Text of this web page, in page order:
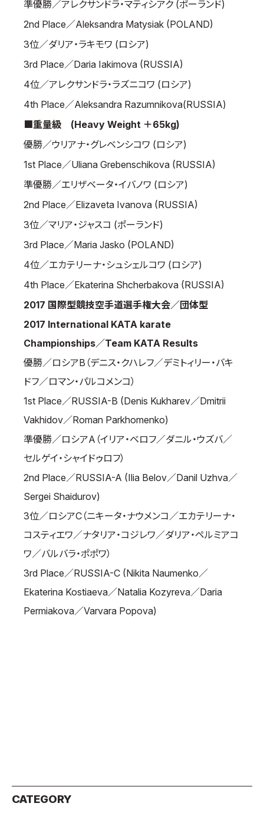
準優勝／アレクサンドラ・マティシアク (ポーランド)
2nd Place／Aleksandra Matysiak (POLAND)
3位／ダリア・ラキモワ (ロシア)
3rd Place／Daria Iakimova (RUSSIA)
4位／アレクサンドラ・ラズニコワ (ロシア)
4th Place／Aleksandra Razumnikova(RUSSIA)
■重量級 (Heavy Weight ＋65kg)
優勝／ウリアナ・グレベンシコワ (ロシア)
1st Place／Uliana Grebenschikova (RUSSIA)
準優勝／エリザベータ・イバノワ (ロシア)
2nd Place／Elizaveta Ivanova (RUSSIA)
3位／マリア・ジャスコ (ポーランド)
3rd Place／Maria Jasko (POLAND)
4位／エカテリーナ・シュシェルコワ (ロシア)
4th Place／Ekaterina Shcherbakova (RUSSIA)
2017 国際型競技空手道選手権大会／団体型
2017 International KATA karate
Championships／Team KATA Results
優勝／ロシアB（デニス・クハレフ／デミトィリー・バキ
ドフ／ロマン・パルコメンコ）
1st Place／RUSSIA-B (Denis Kukharev／Dmitrii
Vakhidov／Roman Parkhomenko)
準優勝／ロシアA（イリア・ベロフ／ダニル・ウズバ／
セルゲイ・シャイドゥロフ）
2nd Place／RUSSIA-A (Ilia Belov／Danil Uzhva／
Sergei Shaidurov)
3位／ロシアC（ニキータ・ナウメンコ／エカテリーナ・
コスティエワ／ナタリア・コジレワ／ダリア・ペルミアコ
ワ／バルバラ・ポポワ）
3rd Place／RUSSIA-C (Nikita Naumenko／
Ekaterina Kostiaeva／Natalia Kozyreva／Daria
Permiakova／Varvara Popova)
CATEGORY